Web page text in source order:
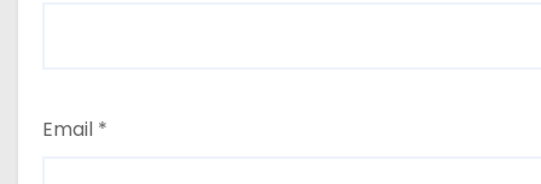
Email *